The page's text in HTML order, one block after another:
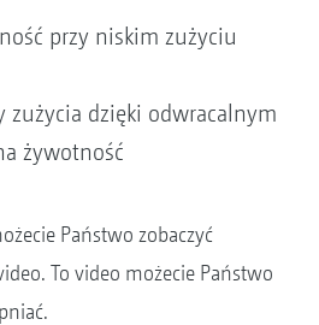
przy niskim zużyciu
zużycia dzięki odwracalnym
żywotność
Państwo zobaczyć
To video możecie Państwo